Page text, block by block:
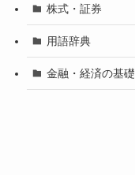
株式・証券
用語辞典
金融・経済の基礎